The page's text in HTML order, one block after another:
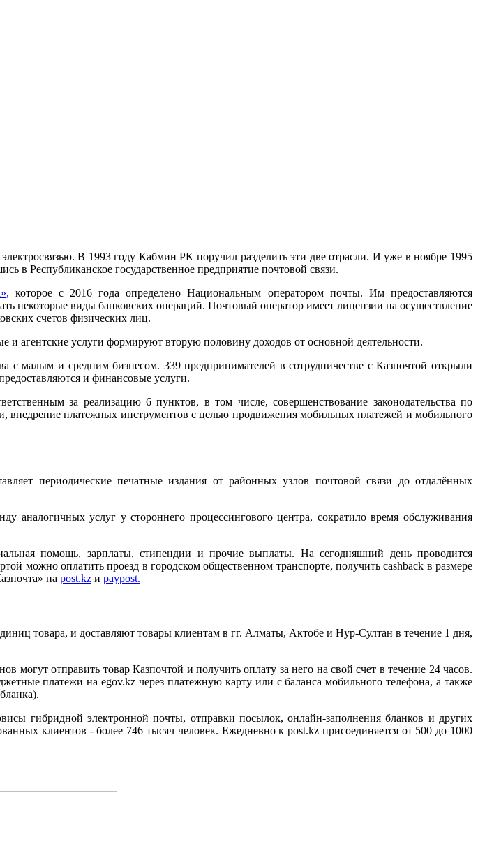
В 1993 году Кабмин РК поручил разделить эти две отрасли. И уже в ноябре 1995
в Республиканское государственное предприятие почтовой связи.
которое с 2016 года определено Национальным оператором почты. Им предоставляются
некоторые виды банковских операций. Почтовый оператор имеет лицензии на осуществление
счетов физических лиц.
агентские услуги формируют вторую половину доходов от основной деятельности.
с малым и средним бизнесом. 339 предпринимателей в сотрудничестве с Казпочтой открыли
и финансовые услуги.
за реализацию 6 пунктов, в том числе, совершенствование законодательства по
внедрение платежных инструментов с целью продвижения мобильных платежей и мобильного
периодические печатные издания от районных узлов почтовой связи до отдалённых
аналогичных услуг у стороннего процессингового центра, сократило время обслуживания
помощь, зарплаты, стипендии и прочие выплаты. На сегодняшний день проводится
можно оплатить проезд в городском общественном транспорте, получить cashback в размере
на post.kz и paypost.
товара, и доставляют товары клиентам в гг. Алматы, Актобе и Нур-Султан в течение 1 дня,
могут отправить товар Казпочтой и получить оплату за него на свой счет в течение 24 часов.
платежи на egov.kz через платежную карту или с баланса мобильного телефона, а также
гибридной электронной почты, отправки посылок, онлайн-заполнения бланков и других
клиентов - более 746 тысяч человек. Ежедневно к рost.kz присоединяется от 500 до 1000